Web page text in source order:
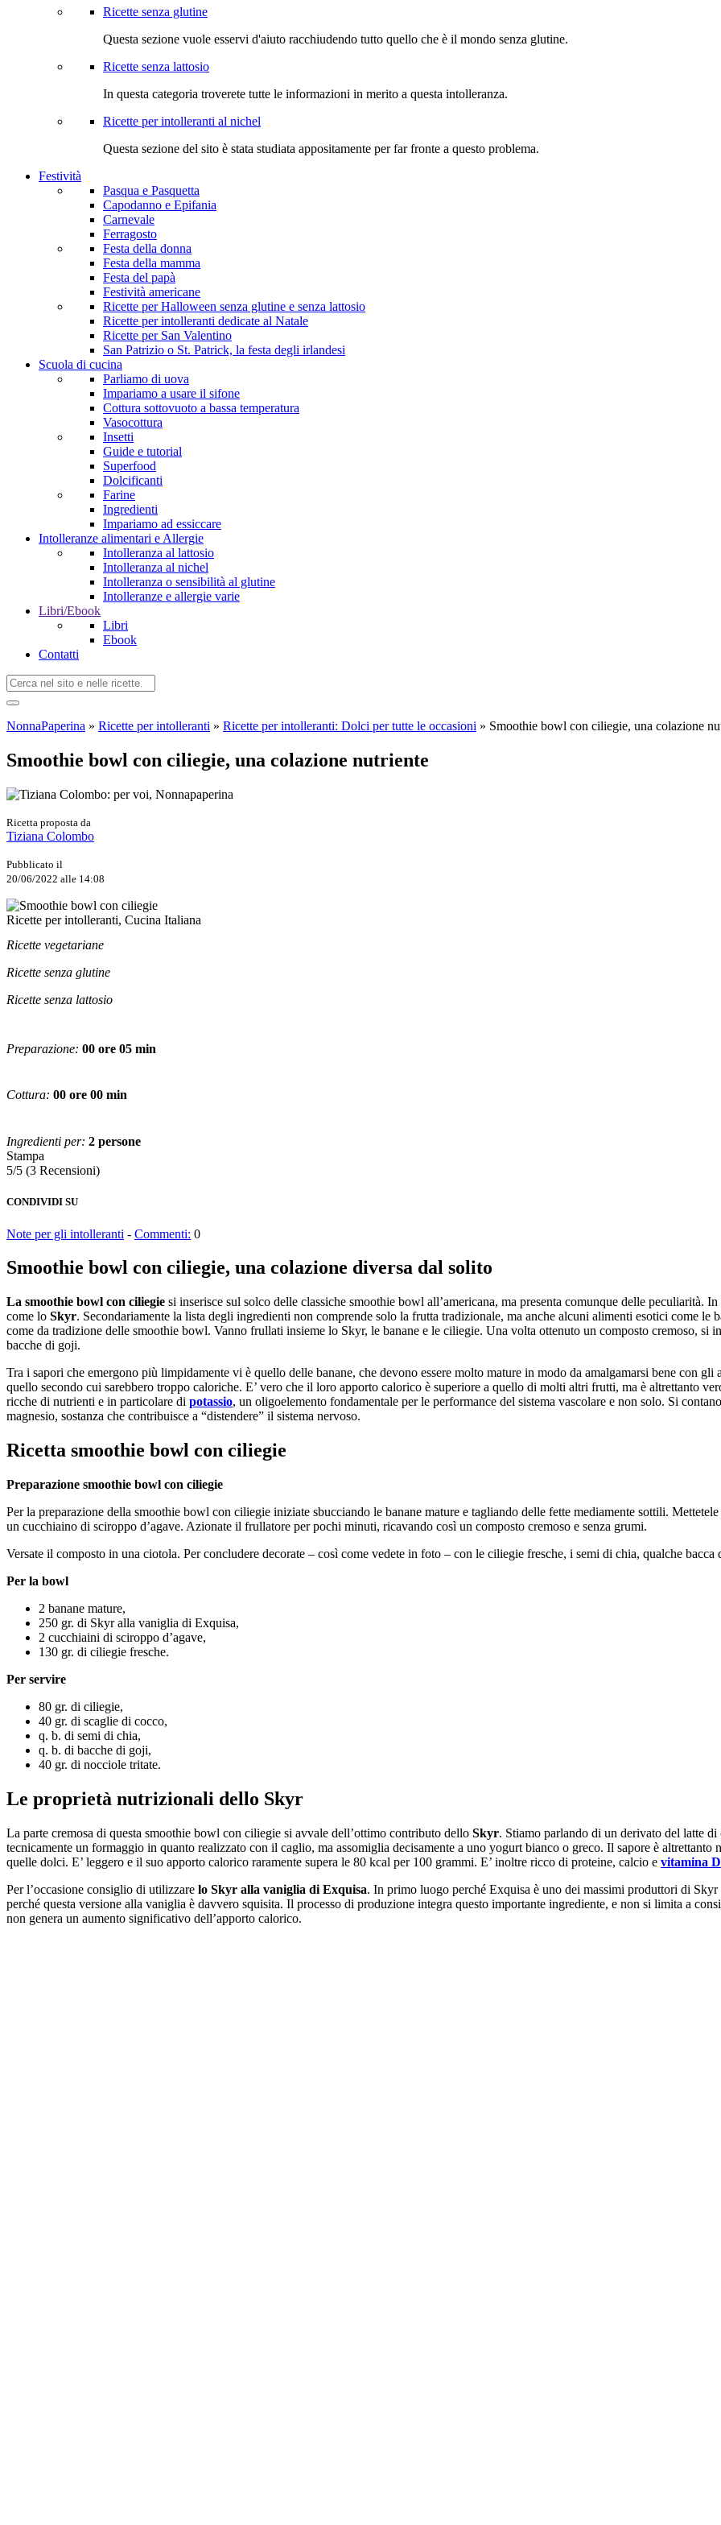
Ricette senza glutine
Questa sezione vuole esservi d'aiuto racchiudendo tutto quello che è il mondo senza glutine.
Ricette senza lattosio
In questa categoria troverete tutte le informazioni in merito a questa intolleranza.
Ricette per intolleranti al nichel
Questa sezione del sito è stata studiata appositamente per far fronte a questo problema.
Festività
Pasqua e Pasquetta
Capodanno e Epifania
Carnevale
Ferragosto
Festa della donna
Festa della mamma
Festa del papà
Festività americane
Ricette per Halloween senza glutine e senza lattosio
Ricette per intolleranti dedicate al Natale
Ricette per San Valentino
San Patrizio o St. Patrick, la festa degli irlandesi
Scuola di cucina
Parliamo di uova
Impariamo a usare il sifone
Cottura sottovuoto a bassa temperatura
Vasocottura
Insetti
Guide e tutorial
Superfood
Dolcificanti
Farine
Ingredienti
Impariamo ad essiccare
Intolleranze alimentari e Allergie
Intolleranza al lattosio
Intolleranza al nichel
Intolleranza o sensibilità al glutine
Intolleranze e allergie varie
Libri/Ebook
Libri
Ebook
Contatti
NonnaPaperina » Ricette per intolleranti » Ricette per intolleranti: Dolci per tutte le occasioni » Smoothie bowl con ciliegie, una colazione
Smoothie bowl con ciliegie, una colazione nutriente
Ricetta proposta da
Tiziana Colombo
Pubblicato il
20/06/2022 alle 14:08
Ricette per intolleranti, Cucina Italiana
Ricette vegetariane
Ricette senza glutine
Ricette senza lattosio
Preparazione: 00 ore 05 min
Cottura: 00 ore 00 min
Ingredienti per: 2 persone
Stampa
5/5 (3 Recensioni)
CONDIVIDI SU
Note per gli intolleranti - Commenti: 0
Smoothie bowl con ciliegie, una colazione diversa dal solito
La smoothie bowl con ciliegie si inserisce sul solco delle classiche smoothie bowl all’americana, ma presenta comunque delle peculiarità.
come lo Skyr. Secondariamente la lista degli ingredienti non comprende solo la frutta tradizionale, ma anche alcuni alimenti esotici come
come da tradizione delle smoothie bowl. Vanno frullati insieme lo Skyr, le banane e le ciliegie. Una volta ottenuto un composto cremoso,
bacche di goji.
Tra i sapori che emergono più limpidamente vi è quello delle banane, che devono essere molto mature in modo da amalgamarsi bene con
quello secondo cui sarebbero troppo caloriche. E’ vero che il loro apporto calorico è superiore a quello di molti altri frutti, ma è altrettanto
ricche di nutrienti e in particolare di potassio, un oligoelemento fondamentale per le performance del sistema vascolare e non solo. Si
magnesio, sostanza che contribuisce a “distendere” il sistema nervoso.
Ricetta smoothie bowl con ciliegie
Preparazione smoothie bowl con ciliegie
Per la preparazione della smoothie bowl con ciliegie iniziate sbucciando le banane mature e tagliando delle fette mediamente sottili.
un cucchiaino di sciroppo d’agave. Azionate il frullatore per pochi minuti, ricavando così un composto cremoso e senza grumi.
Versate il composto in una ciotola. Per concludere decorate – così come vedete in foto – con le ciliegie fresche, i semi di chia, qualche
Per la bowl
2 banane mature,
250 gr. di Skyr alla vaniglia di Exquisa,
2 cucchiaini di sciroppo d’agave,
130 gr. di ciliegie fresche.
Per servire
80 gr. di ciliegie,
40 gr. di scaglie di cocco,
q. b. di semi di chia,
q. b. di bacche di goji,
40 gr. di nocciole tritate.
Le proprietà nutrizionali dello Skyr
La parte cremosa di questa smoothie bowl con ciliegie si avvale dell’ottimo contributo dello Skyr. Stiamo parlando di un derivato del latte
tecnicamente un formaggio in quanto realizzato con il caglio, ma assomiglia decisamente a uno yogurt bianco o greco. Il sapore è altrettanto
quelle dolci. E’ leggero e il suo apporto calorico raramente supera le 80 kcal per 100 grammi. E’ inoltre ricco di proteine, calcio e vitamina D
Per l’occasione consiglio di utilizzare lo Skyr alla vaniglia di Exquisa. In primo luogo perché Exquisa è uno dei massimi produttori di
perché questa versione alla vaniglia è davvero squisita. Il processo di produzione integra questo importante ingrediente, e non si limita a
non genera un aumento significativo dell’apporto calorico.